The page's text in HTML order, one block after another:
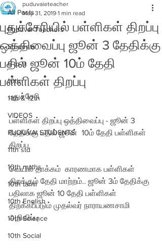
All Posts
Puduvai Teachers
Students
6 to 9
10th
11th & 12th
VIDEOS
PUDUVAI STUDENTS
11th std
10th maths
10th tamil
10th English
10th Science
10th Social
புதுச்சேரியில் பள்ளிகள் திறப்பு
ஒத்திவைப்பு ஜூன் 3 தேதிக்கு
பதில் ஜூன் 10ம் தேதி
பள்ளிகள் திறப்பு
puduvaieteacher
May 31, 2019 1 min read
புதுச்சேரி
பள்ளிகள் திறப்பு ஒத்திவைப்பு - ஜூன் 3
தேதிக்கு பதில் ஜூன்  10ம் தேதி பள்ளிகள்
திறப்பு
வெயில் தாக்கம்  காரணமாக பள்ளிகள்
திறக்கும் தேதி மாற்றம்.. ஜூன் 3ம் தேதிக்கு
பதிலாக ஜூன் 10 தேதி பள்ளிகள்
திறக்கப்படும் முதல்வர் நாராயணசாமி
அறிவிப்பு